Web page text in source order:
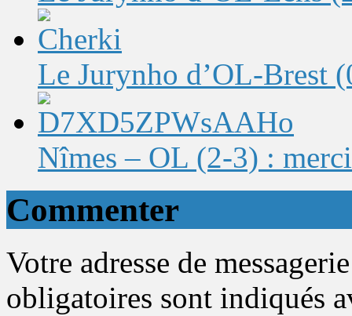
Le Jurynho d’OL-Brest
Nîmes – OL (2-3) :
Commenter
Votre adresse de
obligatoires sont indiqués